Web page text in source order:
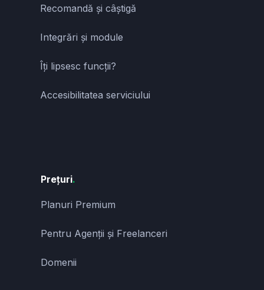
Planuri Premium
Pentru Agenții și Freelanceri
Domenii
Prețuri.
Recomandă și câștigă
Integrări și module
Îți lipsesc funcții?
Accesibilitatea serviciului